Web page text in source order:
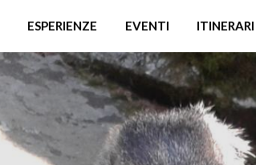
ESPERIENZE EVENTI ITINERARI